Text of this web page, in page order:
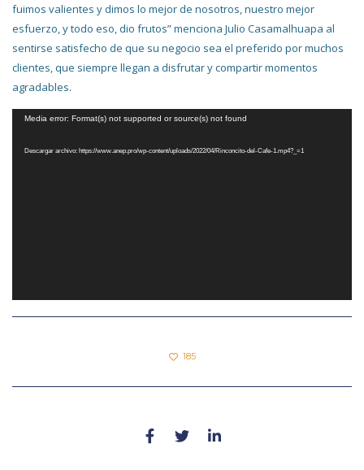
fuimos valientes y dimos lo mejor de nosotros, nuestro mejor
esfuerzo, y todo eso, dio frutos” menciona Julio Casamalhuapa al
sentirse satisfecho de que su negocio sea el preferido por muchos
clientes, que siempre llegan a disfrutar y compartir momentos
agradables.
Reproductor
vídeo
Media error: Format(s) not supported or source(s) not found
Descargar archivo: https://www.anep.pro/wp-content/uploads/2022/04/Rinconcito-del-Cafe-1.mp4?_=1
185